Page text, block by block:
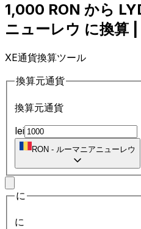
1,000 RON から
ニューレウ に換算
XE通貨換算ツール
換算元通貨
換算元通貨
lei
RON - ルーマニアニューレウ
に
に